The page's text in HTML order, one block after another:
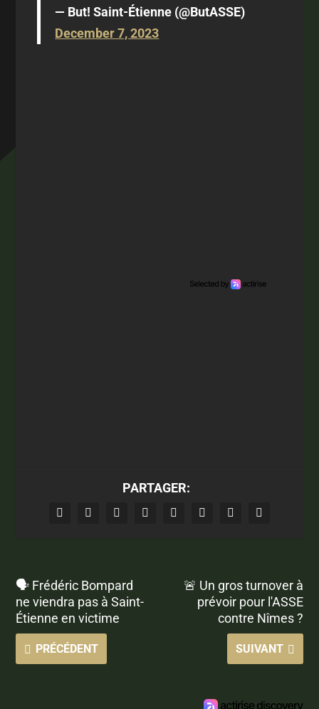
— But! Saint-Étienne (@ButASSE)
December 7, 2023
PARTAGER:
🗣 Frédéric Bompard
ne viendra pas à Saint-
Étienne en victime
PRÉCÉDENT
🚨 Un gros turnover à
prévoir pour l'ASSE
contre Nîmes ?
SUIVANT